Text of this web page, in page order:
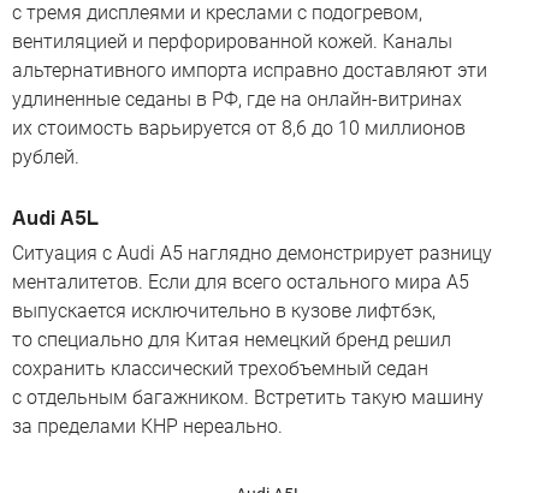
с тремя дисплеями и креслами с подогревом,
вентиляцией и перфорированной кожей. Каналы
альтернативного импорта исправно доставляют эти
удлиненные седаны в РФ, где на онлайн-витринах
их стоимость варьируется от 8,6 до 10 миллионов
рублей.
Audi A5L
Ситуация с Audi A5 наглядно демонстрирует разницу
менталитетов. Если для всего остального мира A5
выпускается исключительно в кузове лифтбэк,
то специально для Китая немецкий бренд решил
сохранить классический трехобъемный седан
с отдельным багажником. Встретить такую машину
за пределами КНР нереально.